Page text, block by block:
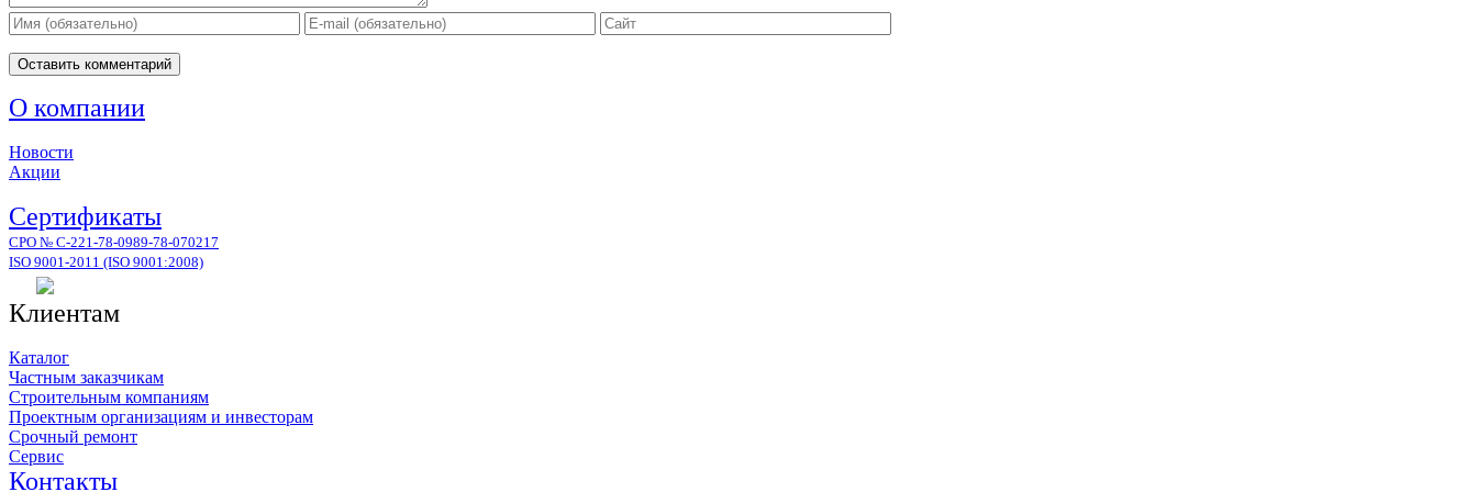
О компании
Новости
Акции
Сертификаты
СРО № С-221-78-0989-78-070217
ISO 9001-2011 (ISO 9001:2008)
Клиентам
Каталог
Частным заказчикам
Строительным компаниям
Проектным организациям и инвесторам
Срочный ремонт
Сервис
Контакты